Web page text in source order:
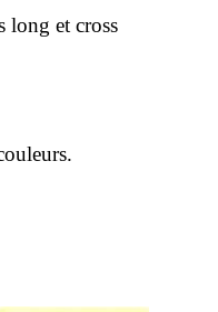
long et cross